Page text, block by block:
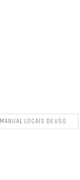
MANUAL LOCAIS DE USO